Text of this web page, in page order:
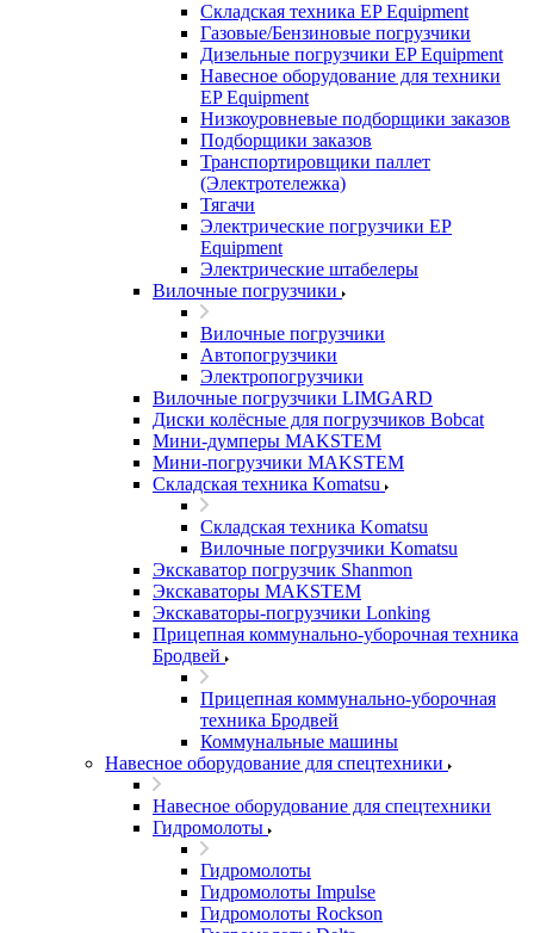
Складская техника EP Equipment
Газовые/Бензиновые погрузчики
Дизельные погрузчики EP Equipment
Навесное оборудование для техники
EP Equipment
Низкоуровневые подборщики заказов
Подборщики заказов
Транспортировщики паллет
(Электротележка)
Тягачи
Электрические погрузчики EP
Equipment
Электрические штабелеры
Вилочные погрузчики
Вилочные погрузчики
Автопогрузчики
Электропогрузчики
Вилочные погрузчики LIMGARD
Диски колёсные для погрузчиков Bobcat
Мини-думперы MAKSTEM
Мини-погрузчики MAKSTEM
Складская техника Komatsu
Складская техника Komatsu
Вилочные погрузчики Komatsu
Экскаватор погрузчик Shanmon
Экскаваторы MAKSTEM
Экскаваторы-погрузчики Lonking
Прицепная коммунально-уборочная техника
Бродвей
Прицепная коммунально-уборочная
техника Бродвей
Коммунальные машины
Навесное оборудование для спецтехники
Навесное оборудование для спецтехники
Гидромолоты
Гидромолоты
Гидромолоты Impulse
Гидромолоты Rockson